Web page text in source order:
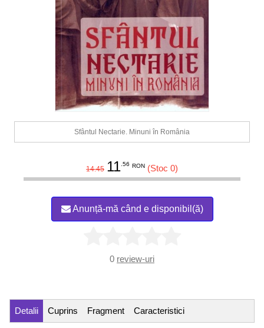
Sfântul Nectarie. Minuni în România
14.45 11.56 RON (Stoc 0)
Anunță-mă când e disponibil(ă)
0 review-uri
Detalii Cuprins Fragment Caracteristici